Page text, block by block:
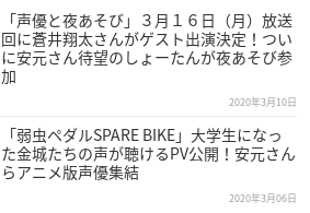
「声優と夜あそび」３月１６日（月）放送
回に蒼井翔太さんがゲスト出演決定！つい
に安元さん待望のしょーたんが夜あそび参
加
2020年3月10日
「弱虫ペダルSPARE BIKE」大学生になっ
た金城たちの声が聴けるPV公開！安元さん
らアニメ版声優集結
2020年3月06日